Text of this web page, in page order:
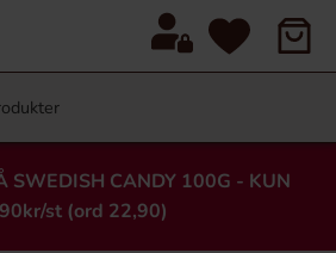
SWEDISH CANDY 100G - KUN
st (ord 22,90)